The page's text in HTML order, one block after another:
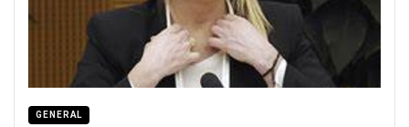
GENERAL